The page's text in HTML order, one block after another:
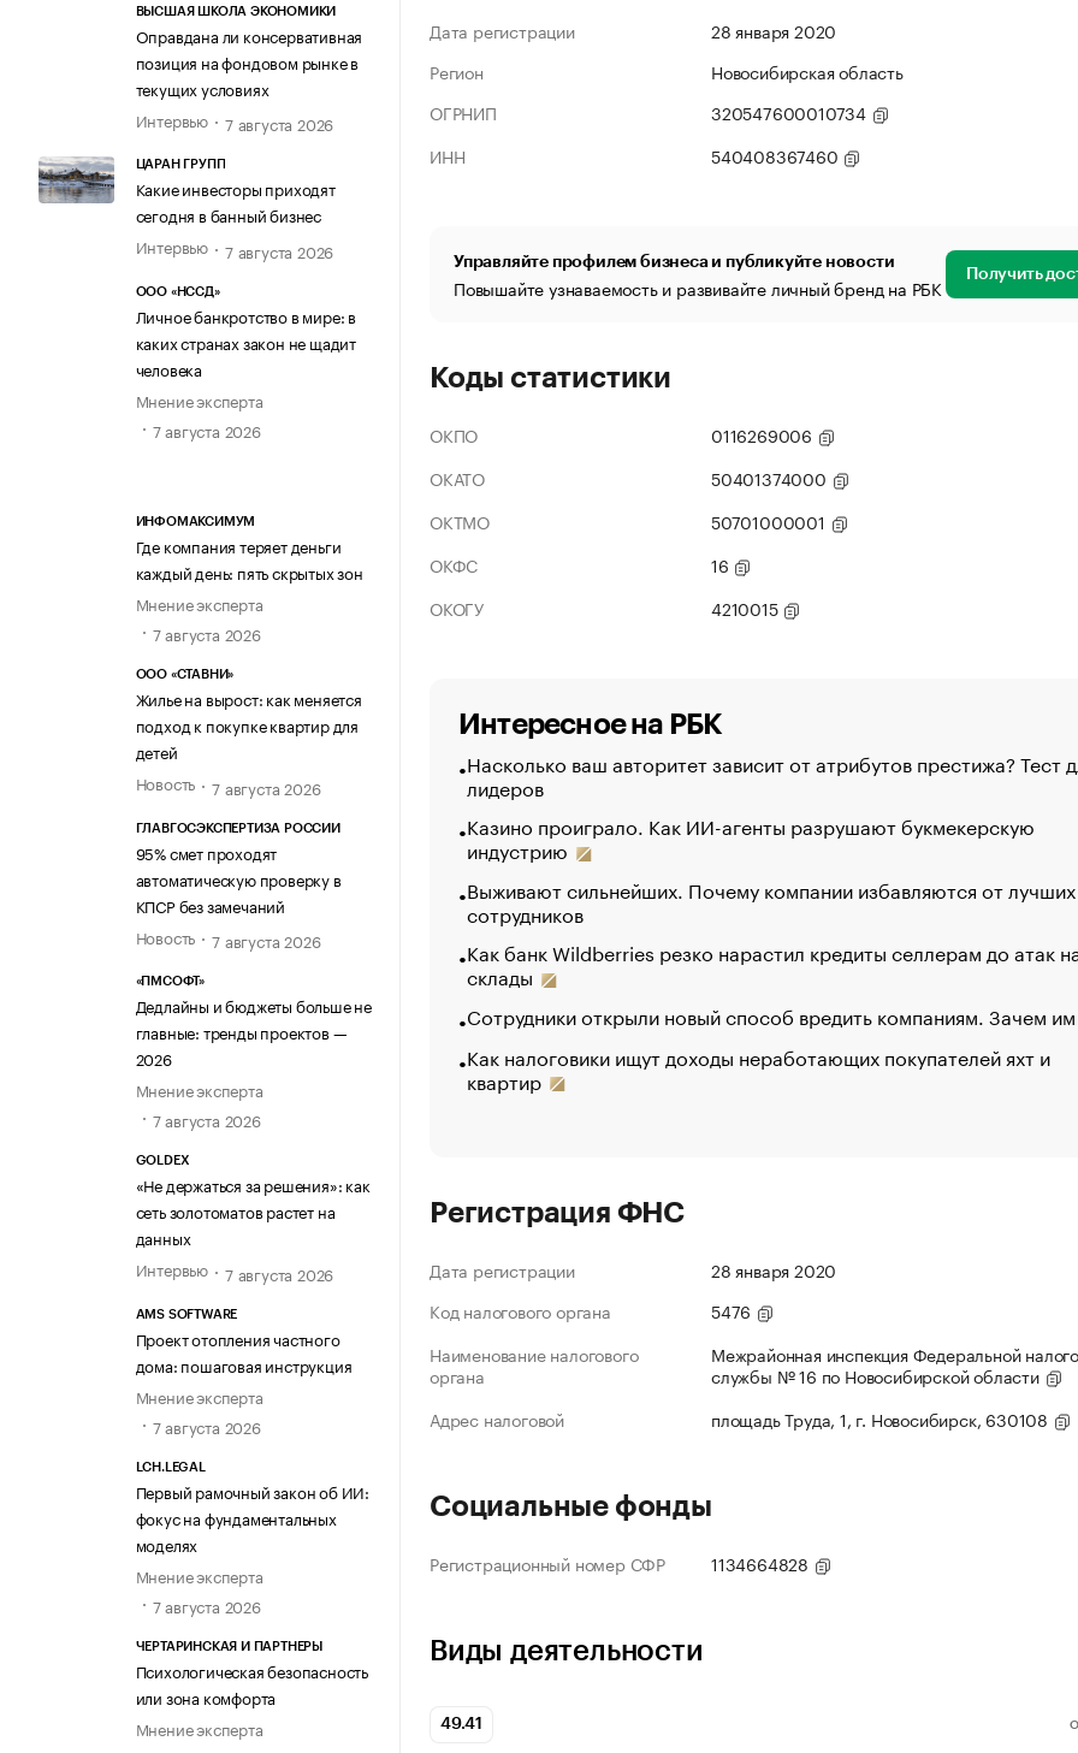
ВЫСШАЯ ШКОЛА ЭКОНОМИКИ
Оправдана ли консервативная
позиция на фондовом рынке в
текущих условиях
Интервью
7 августа 2026
ЦАРАН ГРУПП
Какие инвесторы приходят
сегодня в банный бизнес
Интервью
7 августа 2026
ООО «НССД»
Личное банкротство в мире: в
каких странах закон не щадит
человека
Мнение эксперта
7 августа 2026
ИНФОМАКСИМУМ
Где компания теряет деньги
каждый день: пять скрытых зон
Мнение эксперта
7 августа 2026
ООО «СТАВНИ»
Жилье на вырост: как меняется
подход к покупке квартир для
детей
Новость
7 августа 2026
ГЛАВГОСЭКСПЕРТИЗА РОССИИ
95% смет проходят
автоматическую проверку в
КПСР без замечаний
Новость
7 августа 2026
«ПМСОФТ»
Дедлайны и бюджеты больше не
главные: тренды проектов —
2026
Мнение эксперта
7 августа 2026
GOLDEX
«Не держаться за решения»: как
сеть золотоматов растет на
данных
Интервью
7 августа 2026
AMS SOFTWARE
Проект отопления частного
дома: пошаговая инструкция
Мнение эксперта
7 августа 2026
LCH.LEGAL
Первый рамочный закон об ИИ:
фокус на фундаментальных
моделях
Мнение эксперта
7 августа 2026
ЧЕРТАРИНСКАЯ И ПАРТНЕРЫ
Психологическая безопасность
или зона комфорта
Мнение эксперта
Дата регистрации
28 января 2020
Регион
Новосибирская область
ОГРНИП
320547600010734
ИНН
540408367460
Управляйте профилем бизнеса и публикуйте новости
Повышайте узнаваемость и развивайте личный бренд на РБК Получить
Коды статистики
ОКПО
0116269006
ОКАТО
50401374000
ОКТМО
50701000001
ОКФС
16
ОКОГУ
4210015
Интересное на РБК
Насколько ваш авторитет зависит от атрибутов престижа? Тест
лидеров
Казино проиграло. Как ИИ-агенты разрушают букмекерскую
индустрию
Выживают сильнейших. Почему компании избавляются от лучших
сотрудников
Как банк Wildberries резко нарастил кредиты селлерам до атак
склады
Сотрудники открыли новый способ вредить компаниям. Зачем
Как налоговики ищут доходы неработающих покупателей яхт и
квартир
Регистрация ФНС
Дата регистрации
28 января 2020
Код налогового органа
5476
Наименование налогового
органа
Межрайонная инспекция Федеральной
службы № 16 по Новосибирской области
Адрес налоговой
площадь Труда, 1, г. Новосибирск, 630108
Социальные фонды
Регистрационный номер СФР 1134664828
Виды деятельности
49.41